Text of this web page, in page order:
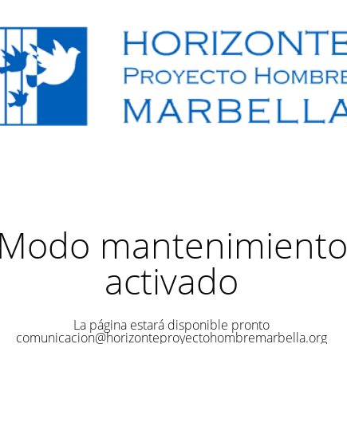
Modo mantenimiento
activado
La página estará disponible pronto
comunicacion@horizonteproyectohombremarbella.org